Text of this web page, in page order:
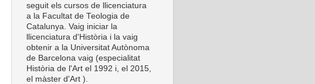
seguit els cursos de llicenciatura
a la Facultat de Teologia de
Catalunya. Vaig iniciar la
llicenciatura d'Història i la vaig
obtenir a la Universitat Autònoma
de Barcelona vaig (especialitat
Història de l'Art el 1992 i, el 2015,
el màster d'Art ).